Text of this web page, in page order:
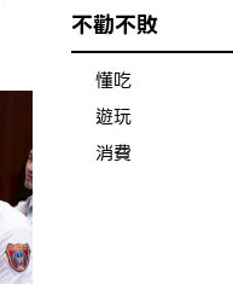
不勸不敗
懂吃
遊玩
消費